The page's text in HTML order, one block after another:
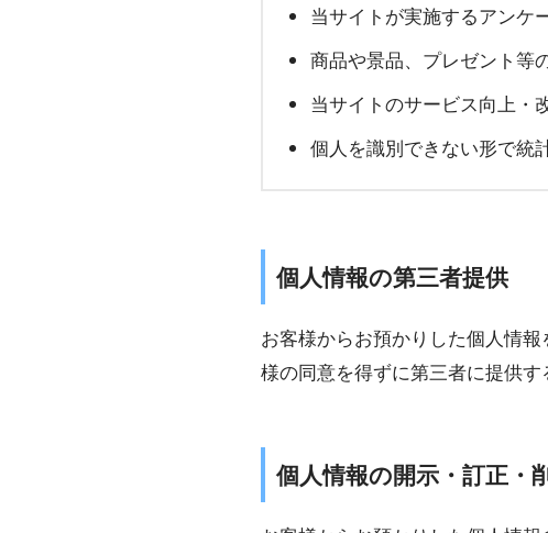
当サイトが実施するアンケ
商品や景品、プレゼント等
当サイトのサービス向上・
個人を識別できない形で統
個人情報の第三者提供
お客様からお預かりした個人情
様の同意を得ずに第三者に提供す
個人情報の開示・訂正・